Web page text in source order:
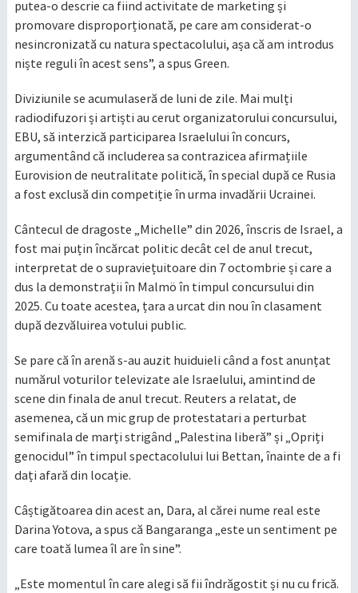
putea-o descrie ca fiind activitate de marketing și
promovare disproporționată, pe care am considerat-o
nesincronizată cu natura spectacolului, așa că am introdus
niște reguli în acest sens”, a spus Green.
Diviziunile se acumulaseră de luni de zile. Mai mulți
radiodifuzori și artiști au cerut organizatorului concursului,
EBU, să interzică participarea Israelului în concurs,
argumentând că includerea sa contrazicea afirmațiile
Eurovision de neutralitate politică, în special după ce Rusia
a fost exclusă din competiție în urma invadării Ucrainei.
Cântecul de dragoste „Michelle” din 2026, înscris de Israel, a
fost mai puțin încărcat politic decât cel de anul trecut,
interpretat de o supraviețuitoare din 7 octombrie și care a
dus la demonstrații în Malmö în timpul concursului din
2025. Cu toate acestea, țara a urcat din nou în clasament
după dezvăluirea votului public.
Se pare că în arenă s-au auzit huiduieli când a fost anunțat
numărul voturilor televizate ale Israelului, amintind de
scene din finala de anul trecut. Reuters a relatat, de
asemenea, că un mic grup de protestatari a perturbat
semifinala de marți strigând „Palestina liberă” și „Opriți
genocidul” în timpul spectacolului lui Bettan, înainte de a fi
dați afară din locație.
Câștigătoarea din acest an, Dara, al cărei nume real este
Darina Yotova, a spus că Bangaranga „este un sentiment pe
care toată lumea îl are în sine”.
„Este momentul în care alegi să fii îndrăgostit și nu cu frică.